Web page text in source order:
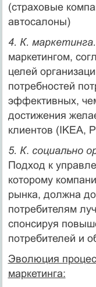
(страховые
автосалоны)
4. К. маркетинга.
маркетингом,
целей
потребностей
эффективных,
достижения
клиентов (IKEA,
5. К. социально
Подход к
которому
рынка, должна
потребителям
спонсируя
потребителей и
Эволюция
маркетинга: